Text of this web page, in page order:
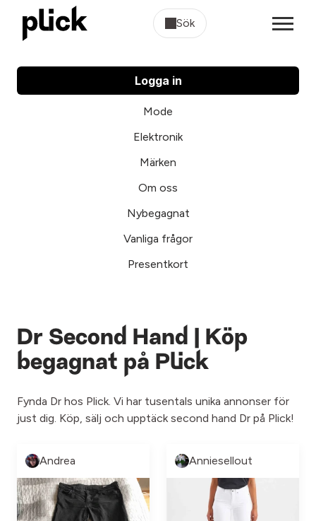
Sök
Logga in
Mode
Elektronik
Märken
Om oss
Nybegagnat
Vanliga frågor
Presentkort
Dr Second Hand | Köp
begagnat på Plick
Fynda Dr hos Plick. Vi har tusentals unika annonser för
just dig. Köp, sälj och upptäck second hand Dr på Plick!
Andrea Anniesellout